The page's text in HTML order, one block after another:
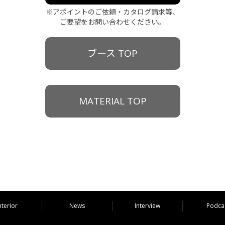
※アポイントのご依頼・カタログ請求等、
ご要望をお問い合わせください。
ブース TOP
MATERIAL TOP
News Interview